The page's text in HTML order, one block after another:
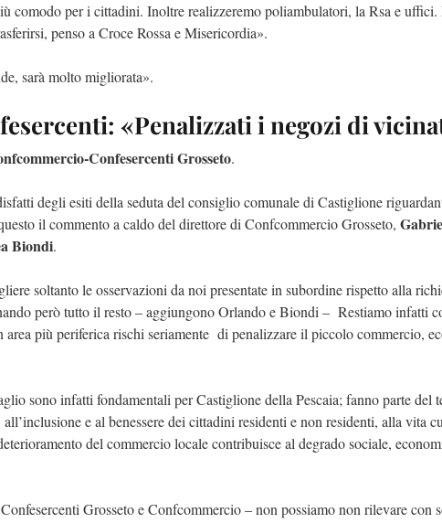
comodo per i cittadini. Inoltre realizzeremo poliambulatori, la Rsa e
penso a Croce Rossa e Misericordia».
sarà molto migliorata».
«Penalizzati i negozi di
Confesercenti Grosseto.
degli esiti della seduta del consiglio comunale di Castiglione
il commento a caldo del direttore di Confcommercio Grosseto,
Biondi.
soltanto le osservazioni da noi presentate in subordine rispetto alla
però tutto il resto – aggiungono Orlando e Biondi – Restiamo infatti
più periferica rischi seriamente di penalizzare il piccolo commercio,
sono infatti fondamentali per Castiglione della Pescaia; fanno parte del
e al benessere dei cittadini residenti e non residenti, alla vita
del commercio locale contribuisce al degrado sociale,
Grosseto e Confcommercio – non possiamo non rilevare con